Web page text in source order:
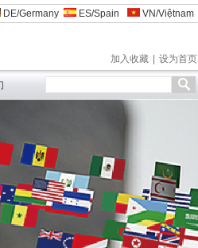
DE/Germany ES/Spain VN/Việtnam
设为首页
加入收藏